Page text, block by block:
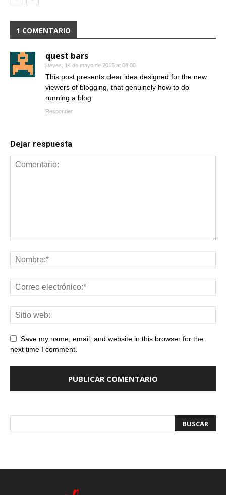
1 COMENTARIO
quest bars
jueves, 14 de mayo de 2015 at 08:00
This post presents clear idea designed for the new
viewers of blogging, that genuinely how to do
running a blog.
Responder
Dejar respuesta
Save my name, email, and website in this browser for the
next time I comment.